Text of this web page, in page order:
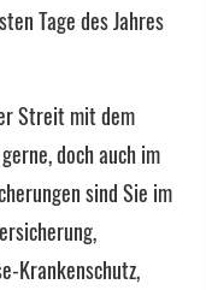
Tage des Jahres
Streit mit dem
doch auch im
sind Sie im
Krankenschutz,